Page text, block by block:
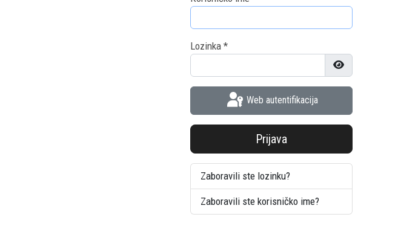
Lozinka*
Prikaži lozinku
Web autentifikacija
Prijava
Zaboravili ste lozinku?
Zaboravili ste korisničko ime?